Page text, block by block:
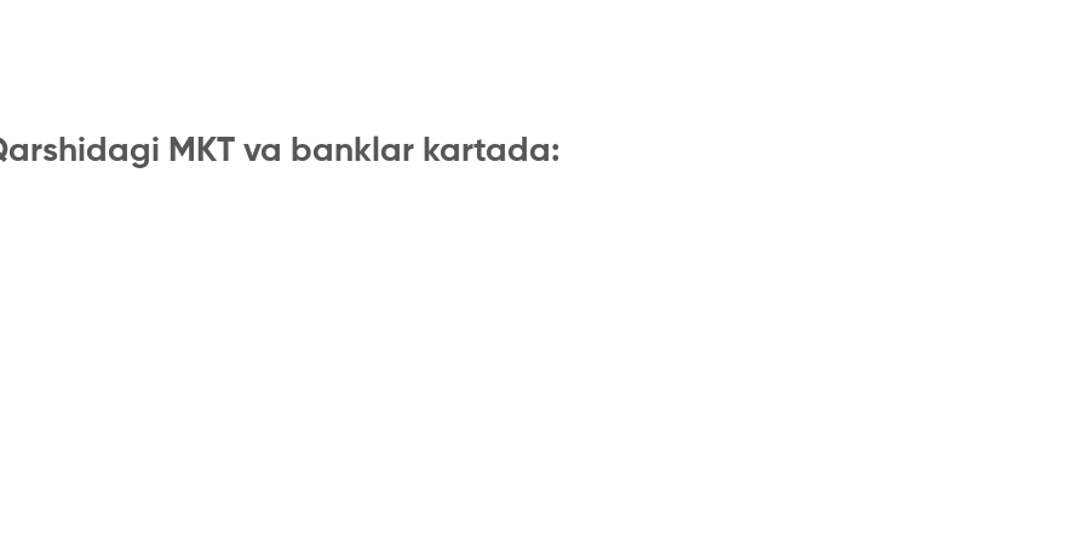
MKT va banklar kartada: